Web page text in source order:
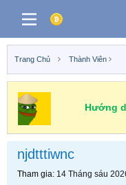
Trang Chủ Thành Viên
Hướng
njdtttiwnc
Tham gia 14 Tháng sáu